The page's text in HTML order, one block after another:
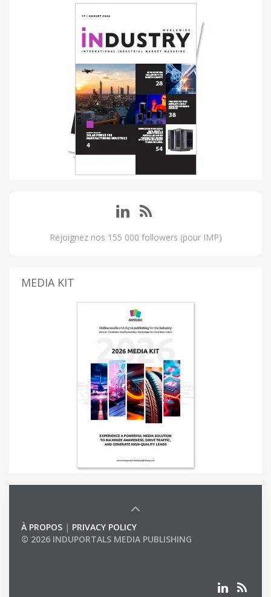
Rejoignez nos 155 000 followers (pour IMP)
MEDIA KIT
À PROPOS | PRIVACY POLICY
© 2026 INDUPORTALS MEDIA PUBLISHING